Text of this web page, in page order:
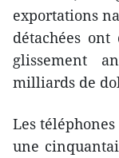
exportations
détachées
glissement
milliards de
Les
une